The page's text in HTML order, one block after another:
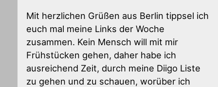
Mit herzlichen Grüßen aus Berlin tippsel ich
euch mal meine Links der Woche
zusammen. Kein Mensch will mit mir
Frühstücken gehen, daher habe ich
ausreichend Zeit, durch meine Diigo Liste
zu gehen und zu schauen, worüber ich